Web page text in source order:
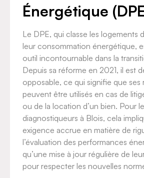
Énergétique
Le DPE, qui classe les logements
leur consommation énergétique,
outil incontournable dans la
Depuis sa réforme en 2021, il est
opposable, ce qui signifie que ses
peuvent être utilisés en cas de
ou de la location d’un bien. Pour
diagnostiqueurs à Blois, cela
exigence accrue en matière de
l’évaluation des performances
qu’une mise à jour régulière de
pour respecter les nouvelles